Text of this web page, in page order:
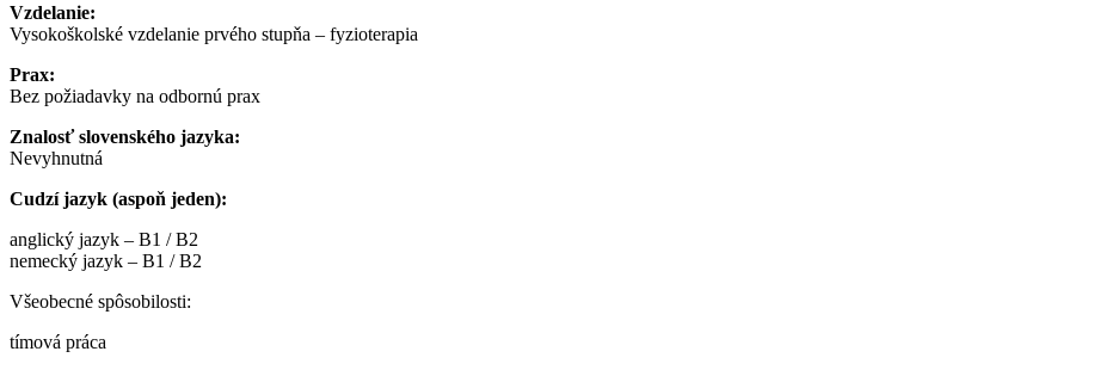
Vzdelanie:
Vysokoškolské vzdelanie prvého stupňa – fyzioterapia
Prax:
Bez požiadavky na odbornú prax
Znalosť slovenského jazyka:
Nevyhnutná
Cudzí jazyk (aspoň jeden):
anglický jazyk – B1 / B2
nemecký jazyk – B1 / B2
Všeobecné spôsobilosti:
tímová práca